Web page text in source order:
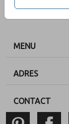
MENU
ADRES
CONTACT